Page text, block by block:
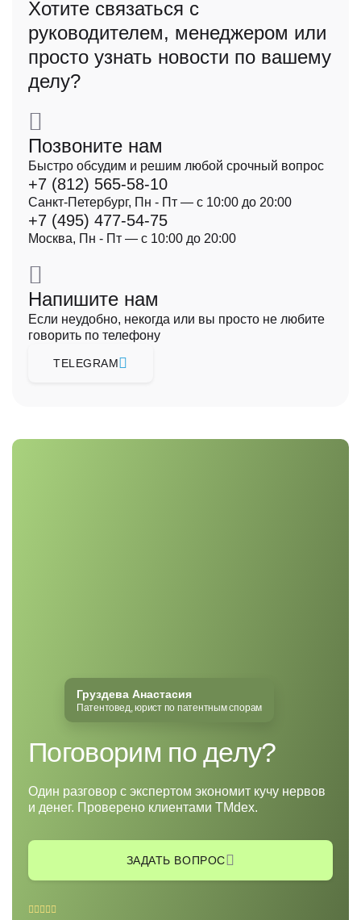
Хотите связаться с
руководителем, менеджером или
просто узнать новости по вашему
делу?
Позвоните нам
Быстро обсудим и решим любой срочный вопрос
+7 (812) 565-58-10
Санкт-Петербург, Пн - Пт — с 10:00 до 20:00
+7 (495) 477-54-75
Москва, Пн - Пт — с 10:00 до 20:00
Напишите нам
Если неудобно, некогда или вы просто не любите
говорить по телефону
TELEGRAM
Поговорим по делу?
Один разговор с экспертом экономит кучу нервов
и денег. Проверено клиентами TMdex.
ЗАДАТЬ ВОПРОС
Груздева Анастасия
Патентовед, юрист по патентным спорам